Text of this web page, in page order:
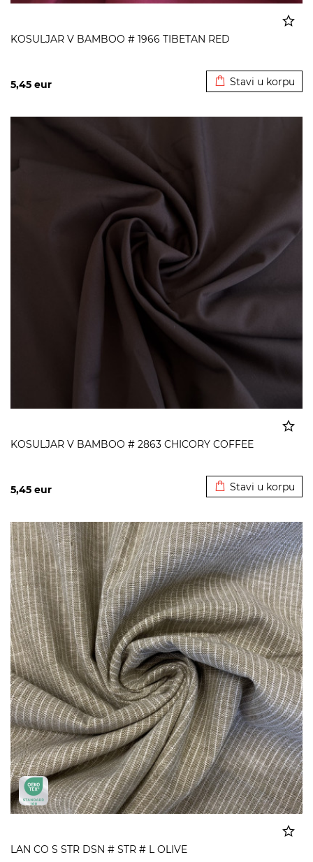
KOSULJAR V BAMBOO # 1966 TIBETAN RED
5,45 eur Stavi u korpu
KOSULJAR V BAMBOO # 2863 CHICORY COFFEE
5,45 eur Stavi u korpu
LAN CO S STR DSN # STR # L OLIVE